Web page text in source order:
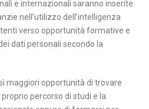
e internazionali saranno inserite
nell’utilizzo dell’intelligenza
verso opportunità formative e
dati personali secondo la
maggiori opportunità di trovare
percorso di studi e la